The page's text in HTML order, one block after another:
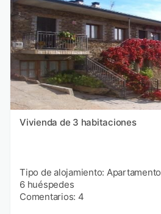
Vivienda de 3 habitaciones
Tipo de alojamiento: Apartamento
6 huéspedes
Comentarios: 4